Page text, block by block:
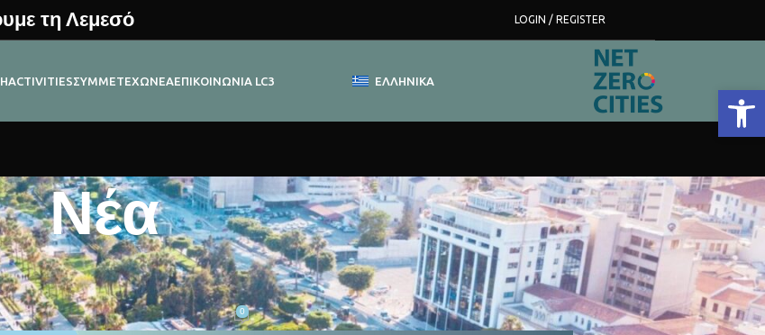
τη Λεμεσό LOGIN / REGISTER
ACTIVITIESΣΥΜΜΕΤΈΧΩΝΈΑΕΠΙΚΟΙΝΩΝΊΑ LC3 ΕΛΛΗΝΙΚΆ
Νέα
ΆΡΘΡΑ
στην ΕΕ για την Αποστολή Mission Cities
by Krystallia DrystellaOn 09/20/2023 0